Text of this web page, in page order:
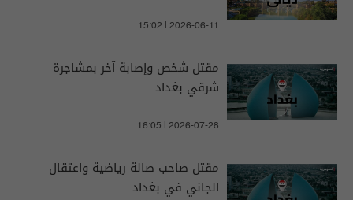
15:02 | 2026-06-11
مقتل شخص وإصابة آخر بمشاجرة
شرقي بغداد
16:05 | 2026-07-28
مقتل صاحب صالة رياضية واعتقال
الجاني في بغداد